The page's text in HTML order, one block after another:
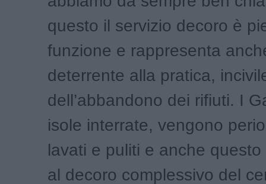
questo il servizio decoro è
funzione e rappresenta
deterrente alla pratica,
dell’abbandono dei rifiuti. I
isole interrate, vengono
lavati e puliti e anche
al decoro complessivo del